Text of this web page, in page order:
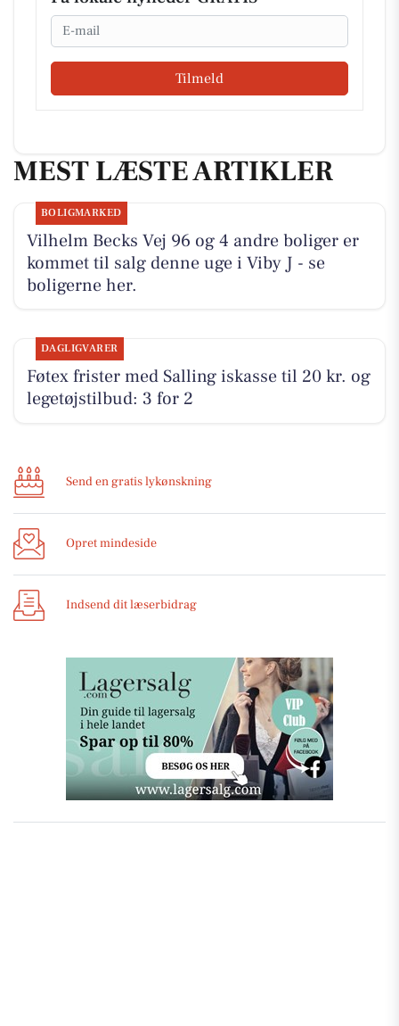
Email
Tilmeld
MEST LÆSTE ARTIKLER
BOLIGMARKED
Vilhelm Becks Vej 96 og 4 andre boliger er
kommet til salg denne uge i Viby J - se
boligerne her.
DAGLIGVARER
Føtex frister med Salling iskasse til 20 kr. og
legetøjstilbud: 3 for 2
Send en gratis lykønskning
Opret mindeside
Indsend dit læserbidrag